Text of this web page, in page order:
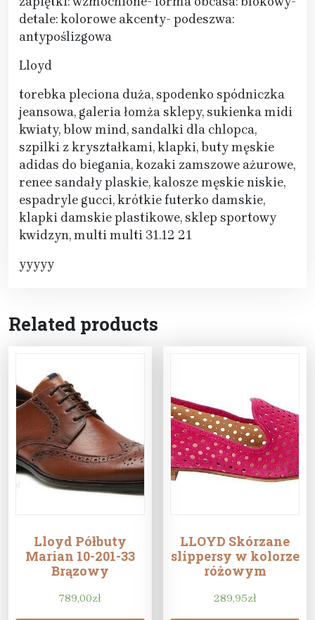
detale: kolorowe akcenty- podeszwa:
antypoślizgowa
Lloyd
torebka pleciona duża, spodenko spódniczka
jeansowa, galeria łomża sklepy, sukienka midi
kwiaty, blow mind, sandalki dla chlopca,
szpilki z kryształkami, klapki, buty męskie
adidas do biegania, kozaki zamszowe ażurowe,
renee sandały plaskie, kalosze męskie niskie,
espadryle gucci, krótkie futerko damskie,
klapki damskie plastikowe, sklep sportowy
kwidzyn, multi multi 31.12 21
yyyyy
Related products
Lloyd Półbuty
Marian 10-201-33
Brązowy
789,00zł
LLOYD Skórzane
slippersy w kolorze
różowym
289,95zł